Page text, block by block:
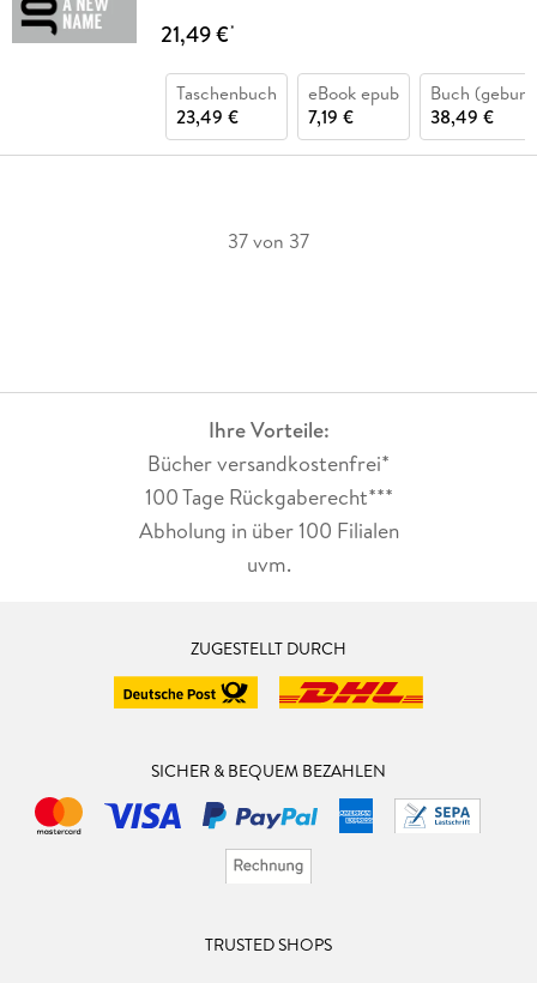
21,49 €*
Taschenbuch
23,49 €
eBook epub
7,19 €
Buch
38,49 €
37 von 37
Ihre Vorteile:
Bücher versandkostenfrei*
100 Tage Rückgaberecht***
Abholung in über 100 Filialen
uvm.
ZUGESTELLT DURCH
SICHER & BEQUEM BEZAHLEN
TRUSTED SHOPS